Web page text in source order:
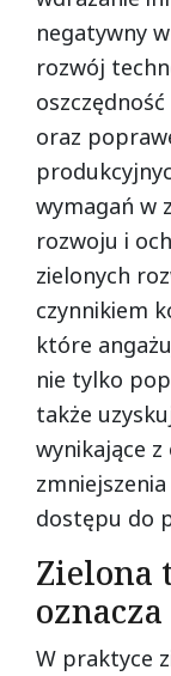
negatywny
rozwój
oraz
wymagań w
rozwoju i
zielonych
czynnikiem
które
nie tylko
także
wynikające
dostępu do
Zielona
W praktyce